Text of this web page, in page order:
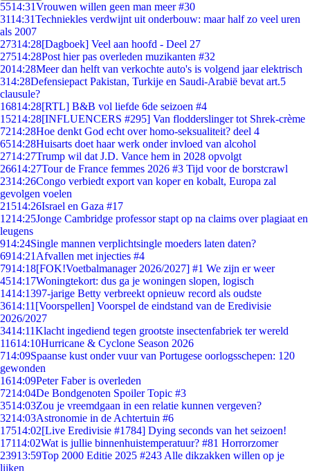
5514:31Vrouwen willen geen man meer #30
3114:31Techniekles verdwijnt uit onderbouw: maar half zo veel uren
als 2007
27314:28[Dagboek] Veel aan hoofd - Deel 27
27514:28Post hier pas overleden muzikanten #32
2014:28Meer dan helft van verkochte auto's is volgend jaar elektrisch
314:28Defensiepact Pakistan, Turkije en Saudi-Arabië bevat art.5
clausule?
16814:28[RTL] B&B vol liefde 6de seizoen #4
15214:28[INFLUENCERS #295] Van flodderslinger tot Shrek-crème
7214:28Hoe denkt God echt over homo-seksualiteit? deel 4
6514:28Huisarts doet haar werk onder invloed van alcohol
2714:27Trump wil dat J.D. Vance hem in 2028 opvolgt
26614:27Tour de France femmes 2026 #3 Tijd voor de borstcrawl
2314:26Congo verbiedt export van koper en kobalt, Europa zal
gevolgen voelen
21514:26Israel en Gaza #17
1214:25Jonge Cambridge professor stapt op na claims over plagiaat en
leugens
914:24Single mannen verplichtsingle moeders laten daten?
6914:21 Afvallen met injecties #4
7914:18[FOK!Voetbalmanager 2026/2027] #1 We zijn er weer
4514:17Woningtekort: dus ga je woningen slopen, logisch
1414:1397-jarige Betty verbreekt opnieuw record als oudste
3614:11 [Voorspellen] Voorspel de eindstand van de Eredivisie
2026/2027
3414:11Klacht ingediend tegen grootste insectenfabriek ter wereld
11614:10Hurricane & Cyclone Season 2026
714:09Spaanse kust onder vuur van Portugese oorlogsschepen: 120
gewonden
1614:09Peter Faber is overleden
7214:04De Bondgenoten Spoiler Topic #3
3514:03Zou je vreemdgaan in een relatie kunnen vergeven?
3214:03Astronomie in de Achtertuin #6
17514:02[Live Eredivisie #1784] Dying seconds van het seizoen!
17114:02Wat is jullie binnenhuistemperatuur? #81 Horrorzomer
23913:59Top 2000 Editie 2025 #243 Alle dikzakken willen op je
lijken